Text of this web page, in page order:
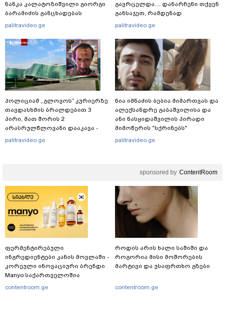
ნანკა კალატოზიშვილი გიორგი
ბარამიძის განცხადებას
ეხმაურება
palitravideo.ge
პოლიციამ ,,გლოვოს” კურიერზე
თავდასხმის ბრალდებით 3
პირი, მათ შორის 2
არასრულწლოვანი დააკავა -
შსს ინფორმაციას ავრცელებს
palitravideo.ge
გავრცელდა.... დანარჩენი თქვენ
განსაჯეთ, რამდენად
შესაძლებელია აქ ადამიანის
აქვეყნებს კობა ახალაძე
მლეთიდან, სადაც 12 წლის წინ
გურამ დადიანიძე გაუჩინარდა?
palitravideo.ge
ნია იმნაძის ბებია მიმართვას და
ალექსანდრე გაბაშვილისა და
ანი ნასყიდაშვილის პირადი
მიმოწერის "სქრინებს"
ავრცელებს
palitravideo.ge
sponsored by ContentRoom
ფერმენტირებული
ინგრედიენტები კანის მოვლაში -
კორეული ინოვაციური ბრენდი
Manyo საქართველოშია
contentroom.ge
როდის არის ხალი საშიში და
როგორია მისი მოშორების
მარტივი და უსაფრთხო გზები
contentroom.ge